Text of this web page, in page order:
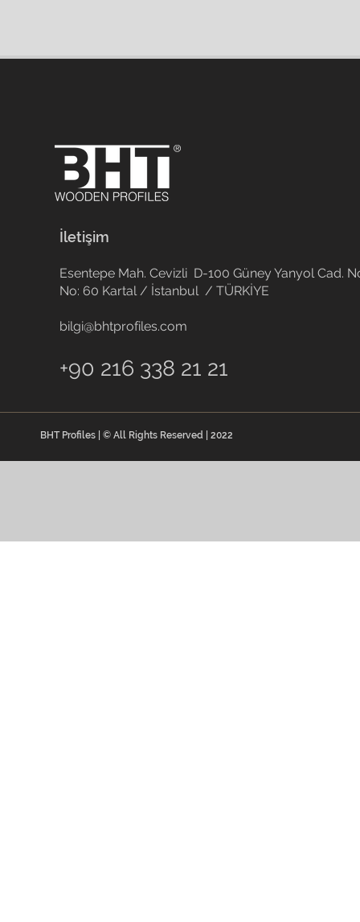
İletişim
Esentepe Mah. Cevizli D-100 Güney Yanyol Cad.
No: 60 Kartal / İstanbul / TÜRKİYE
bilgi@bhtprofiles.com
+90 216 338 21 21
BHT Profiles | © All Rights Reserved | 2022